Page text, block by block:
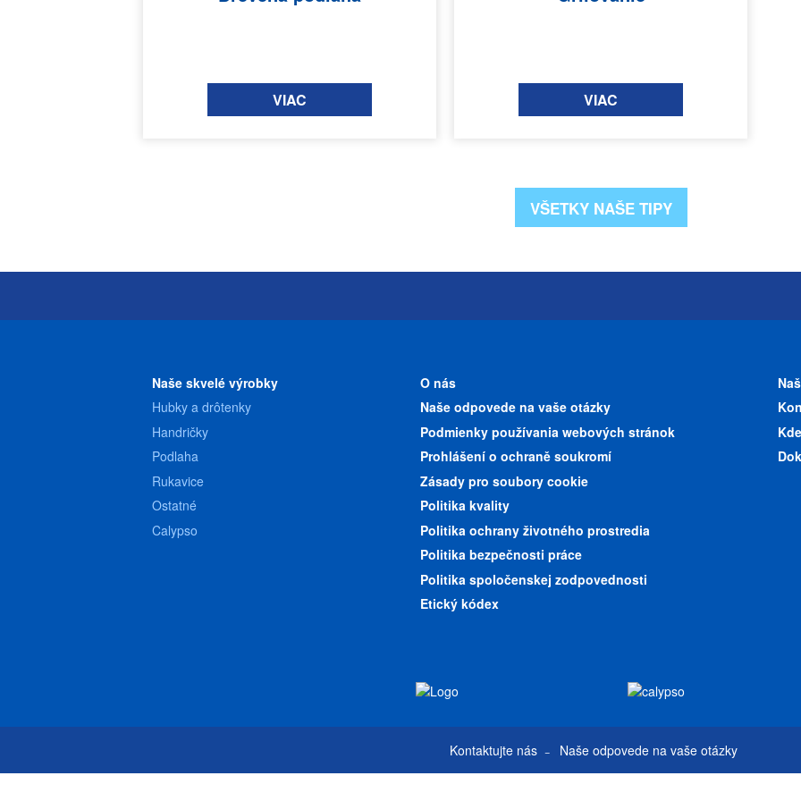
VIAC VIAC
VŠETKY NAŠE TIPY
Naše skvelé výrobky
Hubky a drôtenky
Handričky
Podlaha
Rukavice
Ostatné
Calypso
O nás
Naše odpovede na vaše otázky
Podmienky používania webových stránok
Prohlášení o ochraně soukromí
Zásady pro soubory cookie
Politika kvality
Politika ochrany životného prostredia
Politika bezpečnosti práce
Politika spoločenskej zodpovednosti
Etický kódex
Kontaktujte nás Naše odpovede na vaše otázky